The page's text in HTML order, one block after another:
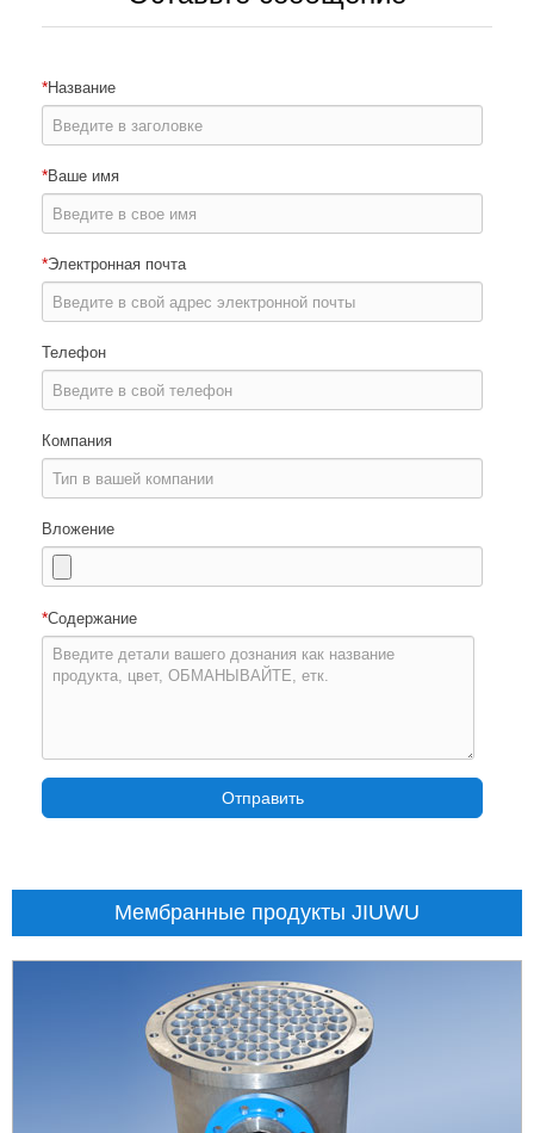
*Название
*Ваше имя
*Электронная почта
Телефон
Компания
Вложение
*Содержание
Отправить
Мембранные продукты JIUWU